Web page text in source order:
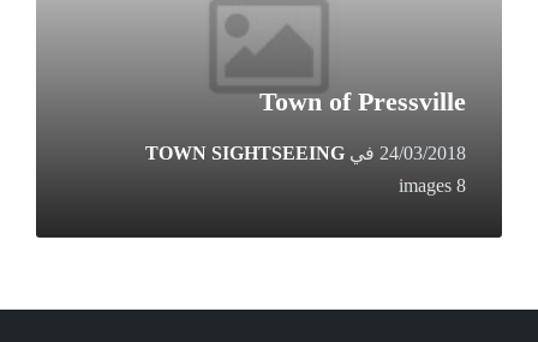
Town of Pressville
24/03/2018 في TOWN SIGHTSEEING
8 images